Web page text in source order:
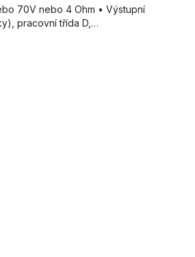
70V nebo 4 Ohm • Výstupní
pracovní třída D,…